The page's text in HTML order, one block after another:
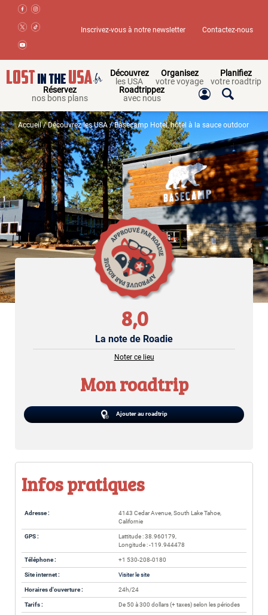
Inscrivez-vous à notre newsletter Contactez-nous
Découvrez
les USA
Organisez
votre voyage
Planifiez
votre roadtrip
Réservez
nos bons plans
Roadtrippez
avec nous
Accueil/Découvrez les USA / Basecamp Hotel, hôtel à la sauce outdoor
8,0
La note de Roadie
Noter ce lieu
Mon roadtrip
Ajouter au roadtrip
Infos pratiques
Adresse :
4143 Cedar Avenue, South Lake Tahoe,
Californie
GPS :
Lattitude : 38.960179,
Longitude : -119.944478
Téléphone : +1 530-208-0180
Site internet : Visiter le site
Horaires d'ouverture : 24h/24
Tarifs : De 50 à 300 dollars (+ taxes) selon les périodes